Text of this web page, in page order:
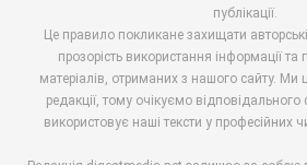
публікації.
Це правило покликане захищати
прозорість використання інформації
матеріалів, отриманих з нашого сайту. Ми
редакції, тому очікуємо відповідального
використовує наші тексти у професійних